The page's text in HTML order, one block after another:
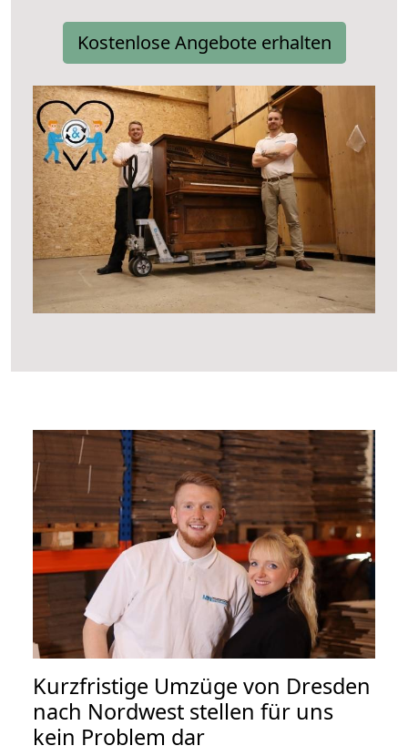
Kostenlose Angebote erhalten
Kurzfristige Umzüge von Dresden
nach Nordwest stellen für uns
kein Problem dar